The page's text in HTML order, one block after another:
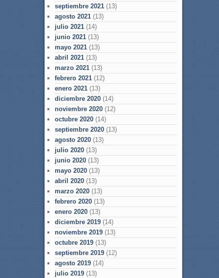
septiembre 2021(13)
agosto 2021(13)
julio 2021(14)
junio 2021(13)
mayo 2021(13)
abril 2021(13)
marzo 2021(13)
febrero 2021(12)
enero 2021(13)
diciembre 2020(14)
noviembre 2020(12)
octubre 2020(14)
septiembre 2020(13)
agosto 2020(13)
julio 2020(13)
junio 2020(13)
mayo 2020(13)
abril 2020(13)
marzo 2020(13)
febrero 2020(13)
enero 2020(13)
diciembre 2019(14)
noviembre 2019(13)
octubre 2019(13)
septiembre 2019(12)
agosto 2019(14)
julio 2019(13)